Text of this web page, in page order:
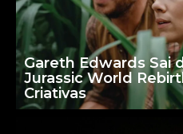
Gareth Edwards Sai
Jurassic World
Criativas